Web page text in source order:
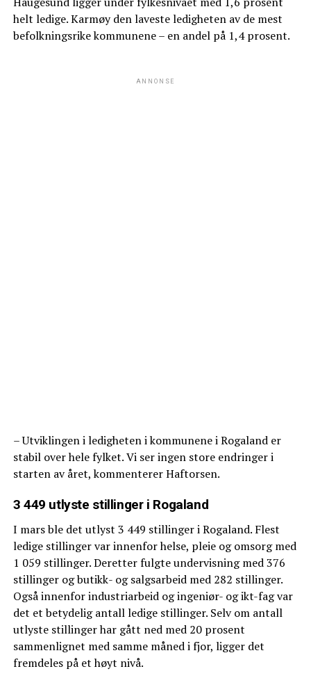
helt ledige. Karmøy den laveste ledigheten av de mest
befolkningsrike kommunene – en andel på 1,4 prosent.
ANNONSE
– Utviklingen i ledigheten i kommunene i Rogaland er
stabil over hele fylket. Vi ser ingen store endringer i
starten av året, kommenterer Haftorsen.
3 449 utlyste stillinger i Rogaland
I mars ble det utlyst 3 449 stillinger i Rogaland. Flest
ledige stillinger var innenfor helse, pleie og omsorg med
1 059 stillinger. Deretter fulgte undervisning med 376
stillinger og butikk- og salgsarbeid med 282 stillinger.
Også innenfor industriarbeid og ingeniør- og ikt-fag var
det et betydelig antall ledige stillinger. Selv om antall
utlyste stillinger har gått ned med 20 prosent
sammenlignet med samme måned i fjor, ligger det
fremdeles på et høyt nivå.